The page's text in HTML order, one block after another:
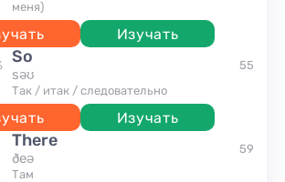
меня)
Изучать
so
səʊ
так / итак / следовательно
Изучать
55
there
ðeə
там
59